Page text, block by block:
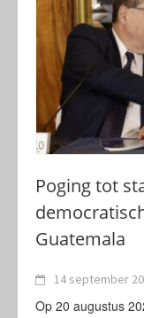
Poging tot
Guatemala
14 september
Op 20 augustus